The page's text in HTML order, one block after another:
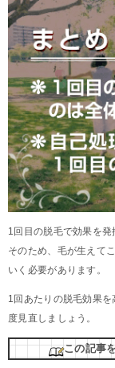
1回目の脱毛で効果を発
そのため、毛が生えて
いく必要があります。
1回あたりの脱毛効果
度見直しましょう。
この記事